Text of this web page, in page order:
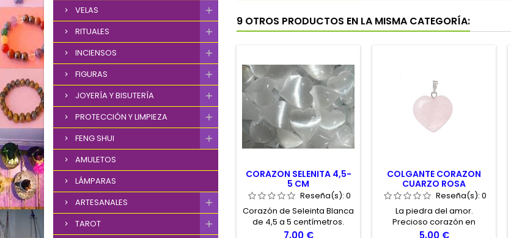
VELAS
RITUALES
INCIENSOS
FIGURAS
JOYERÍA Y BISUTERÍA
PROTECCIÓN Y LIMPIEZA
FENG SHUI
AMULETOS
LÁMPARAS
ARTESANALES
TAROT
9 OTROS PRODUCTOS EN LA MISMA CATEGORÍA:
CORAZON SELENITA 4,5-
5 CM
Reseña(s): 0
Corazón de Seleinta Blanca
de 4,5 a 5 centímetros.
Precio
7,00 €
COLGANTE CORAZON
CUARZO ROSA
Reseña(s): 0
La piedra del amor.
Precioso corazón en
Cuarzo Rosa. Medidas 2cm
Precio
5,00 €